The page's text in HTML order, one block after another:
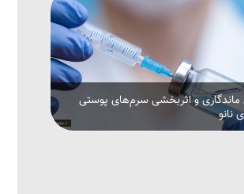
و اثربخشی سرم‌های پوستی